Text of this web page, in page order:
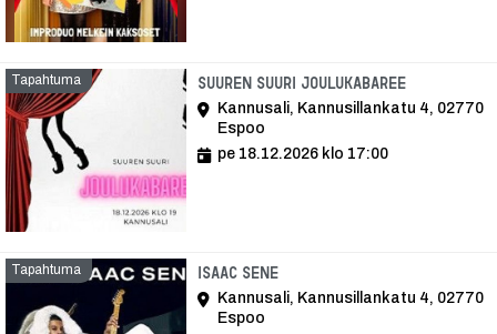
Tapahtuma Suuren suuri JOULUKABAREETapahtuma
Kannusali, Kannusillankatu 4, 02770
Espoo
pe 18.12.2026 klo 17:00
Tapahtuma Isaac SeneTapahtuma
Kannusali, Kannusillankatu 4, 02770
Espoo